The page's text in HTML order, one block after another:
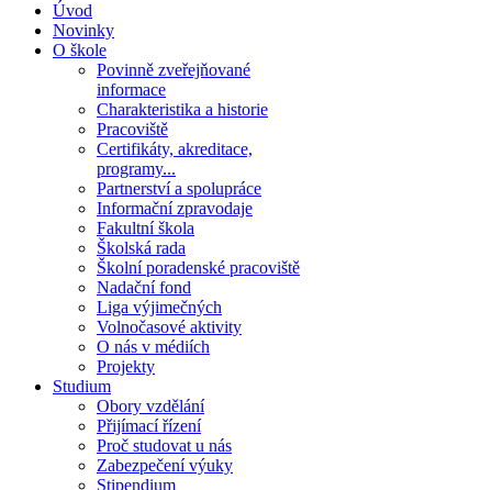
Úvod
Novinky
O škole
Povinně zveřejňované
informace
Charakteristika a historie
Pracoviště
Certifikáty, akreditace,
programy...
Partnerství a spolupráce
Informační zpravodaje
Fakultní škola
Školská rada
Školní poradenské pracoviště
Nadační fond
Liga výjimečných
Volnočasové aktivity
O nás v médiích
Projekty
Studium
Obory vzdělání
Přijímací řízení
Proč studovat u nás
Zabezpečení výuky
Stipendium